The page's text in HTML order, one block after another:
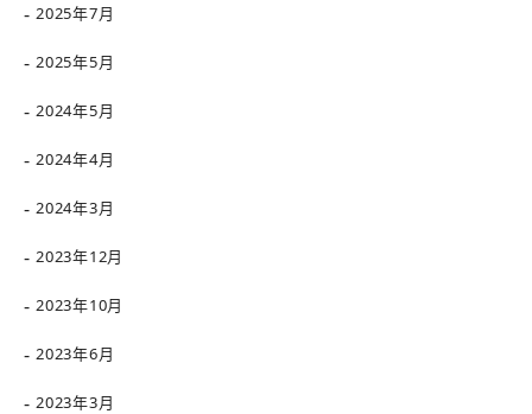
2025年7月
2025年5月
2024年5月
2024年4月
2024年3月
2023年12月
2023年10月
2023年6月
2023年3月